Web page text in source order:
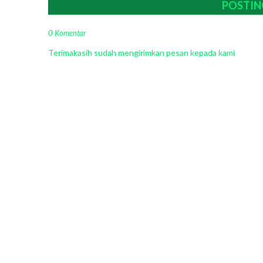
0 Komentar
Terimakasih sudah mengirimkan pesan kepada kami